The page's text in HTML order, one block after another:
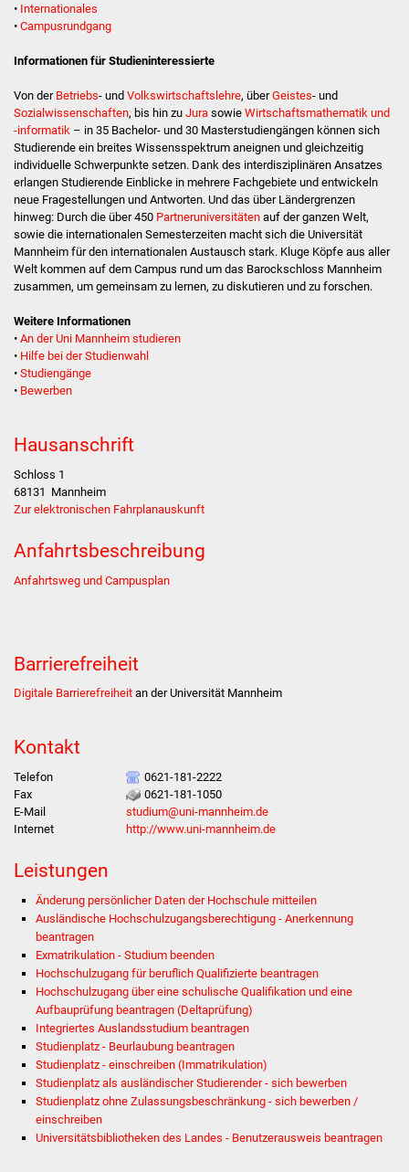
Projekte
Schulentwicklung Bizet
Sanierung Hallenbad
Sanierung Bizethalle
Ortsentwicklung
Kindergärten
Volkshochschule
Soziale Einrichtungen
Lokale Agenda
Fachteam Jugend
Kinder- und
Familienzentrum
Stadtwerke
Suenergie
• Internationales
• Campusrundgang
Informationen für Studieninteressierte
Von der Betriebs- und Volkswirtschaftslehre, überGeistes- und
Sozialwissenschaften, bis hin zu Jura sowie Wirtschaftsmathematik und
-informatik– in 35 Bachelor- und 30 Masterstudiengängen können sich
Studierende ein breites Wissensspektrum aneignen und gleichzeitig
individuelle Schwerpunkte setzen. Dank des interdisziplinären Ansatzes
erlangen Studierende Einblicke in mehrere Fachgebiete und entwickeln
neue Fragestellungen und Antworten. Und das über Ländergrenzen
hinweg: Durch die über 450 Partneruniversitätenauf der ganzen Welt,
sowie die internationalen Semesterzeiten macht sich die Universität
Mannheim für den internationalen Austausch stark. Kluge Köpfe aus aller
Welt kommen auf dem Campus rund um das Barockschloss Mannheim
zusammen, um gemeinsam zu lernen, zu diskutieren und zu forschen.
Weitere Informationen
• An der Uni Mannheim studieren
• Hilfe bei der Studienwahl
• Studiengänge
• Bewerben
Hausanschrift
Schloss 1
68131 Mannheim
Zur elektronischen Fahrplanauskunft
Anfahrtsbeschreibung
Anfahrtsweg und Campusplan
Barrierefreiheit
Digitale Barrierefreiheitan der Universität Mannheim
Kontakt
Telefon
0621-181-2222
Fax
0621-181-1050
E-Mail
studium@uni-mannheim.de
Internet
http://www.uni-mannheim.de
Leistungen
Änderung persönlicher Daten der Hochschule mitteilen
Ausländische Hochschulzugangsberechtigung - Anerkennung
beantragen
Exmatrikulation - Studium beenden
Hochschulzugang für beruflich Qualifizierte beantragen
Hochschulzugang über eine schulische Qualifikation und eine
Aufbauprüfung beantragen (Deltaprüfung)
Integriertes Auslandsstudium beantragen
Studienplatz - Beurlaubung beantragen
Studienplatz - einschreiben (Immatrikulation)
Studienplatz als ausländischer Studierender - sich bewerben
Studienplatz ohne Zulassungsbeschränkung - sich bewerben /
einschreiben
Universitätsbibliotheken des Landes - Benutzerausweis beantragen